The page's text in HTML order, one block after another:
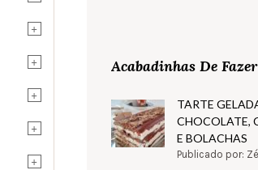
+
+
+
+
+
Acabadinhas De Fazer
TARTE
CHOCOLATE,
E BOLACHAS
Publicado por: